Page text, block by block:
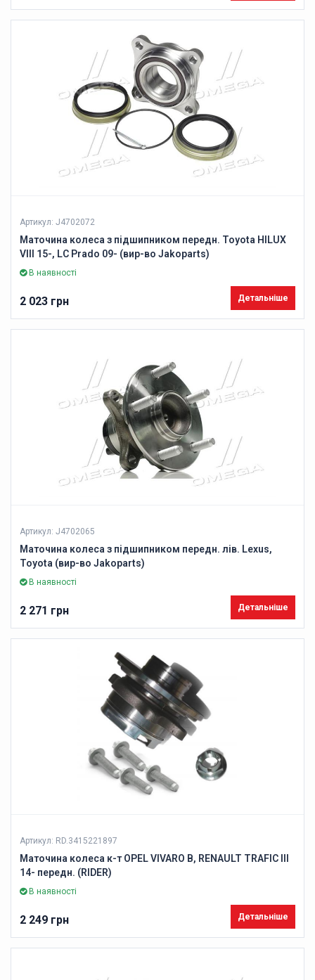
Артикул: J4702072
Маточина колеса з підшипником передн. Toyota HILUX
VIII 15-, LC Prado 09- (вир-во Jakoparts)
В наявності
2 023 грн Детальніше
Артикул: J4702065
Маточина колеса з підшипником передн. лів. Lexus,
Toyota (вир-во Jakoparts)
В наявності
2 271 грн Детальніше
Артикул: RD.3415221897
Маточина колеса к-т OPEL VIVARO B, RENAULT TRAFIC III
14- передн. (RIDER)
В наявності
2 249 грн Детальніше